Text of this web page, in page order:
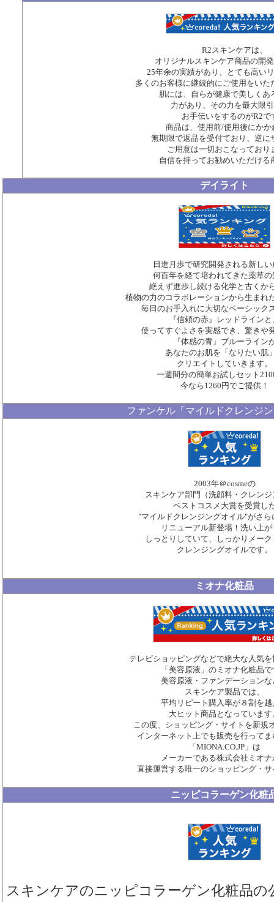
R2スキンケアは、
オリジナルスキンケア商品の開
25年余の実績があり、とても高い
多くのお客様に継続的にご使用をいた
肌には、自らが健康で美しくあ
力があり、その力を最大限
お手伝いをするのがR2で
商品は、使用前/使用後にかか
無期限で返品を受付ており、逆に
ご用意は一切おこなっており
自信を持ってお勧めいただける
デイライト
日進月歩で研究開発される新し
何百年を経て培われてきた薬草の
絶えず進歩し続ける化学と古くか
植物の力のコラボレーションから生まれ
毎日のお手入れに大切なベーシック
『信頼の赤』レッドラインと
使ってすぐよさを実感でき、驚きや
『体感の青』ブルーライン
あなたのお肌を「なりたい肌
クリエイトしていきます。
一週間分の簡単お試しセット
今なら1260円でご提供！
ファンケル「マイルドクレンジ
2003年＠cosmeの
スキンケア部門（洗顔料・クレン
ベストコスメ大賞を受賞し
"マイルドクレンジングオイル"がさら
リニューアル新登場！洗い上
しっとりしていて、しっかりメー
クレンジングオイルです。
ミオナ化粧品
テレビショッピングなどで絶大な人気
「美容原液」のミオナ化粧品
美容原液・ファンデーションな
スキンケア製品では、
平均リピート購入率が８割を越
大ヒット商品となっています
この度、ショッピング・サイトを新規
インターネット上でも販売を行って
「MIONA.CO.JP」は
メーカーである株式会社ミオナ
直接運営する唯一のショッピング・
ニッピコラーゲン化粧
スキンケアのニッピコラーゲン化粧品